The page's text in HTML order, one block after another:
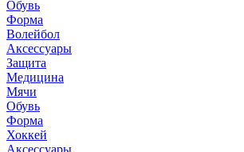
Обувь
Форма
Волейбол
Аксессуары
Защита
Медицина
Мячи
Обувь
Форма
Хоккей
Аксессуары